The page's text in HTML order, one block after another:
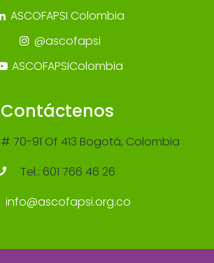
ASCOFAPSI Colombia
@ascofapsi
ASCOFAPSIColombia
Contáctenos
70-91 Of 413 Bogotá, Colombia
Tel.: 601 766 46 26
info@ascofapsi.org.co